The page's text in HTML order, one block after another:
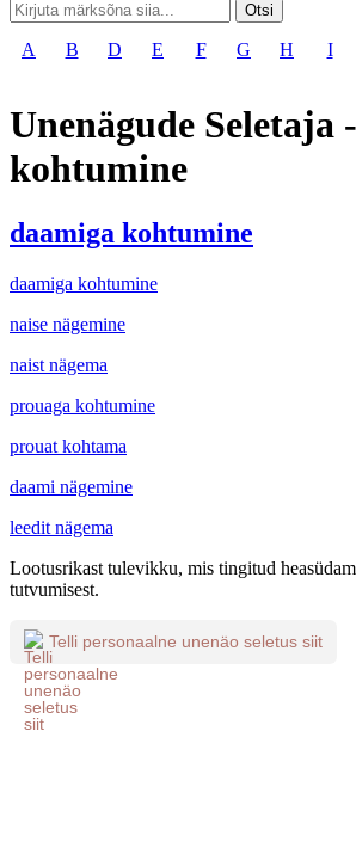
Otsi
A B D E F G H I
Unenägude Seletaja
kohtumine
daamiga kohtumine
daamiga kohtumine
naise nägemine
naist nägema
prouaga kohtumine
prouat kohtama
daami nägemine
leedit nägema
Lootusrikast tulevikku, mis tingitud
tutvumisest.
Telli personaalne unenäo seletus siit